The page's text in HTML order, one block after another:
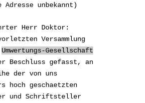
Adresse unbekannt)
Herr Doktor:
Versammlung
Umwertungs-Gesellschaft
Beschluss gefasst, an
der von uns
hoch geschaetzten
und Schriftsteller